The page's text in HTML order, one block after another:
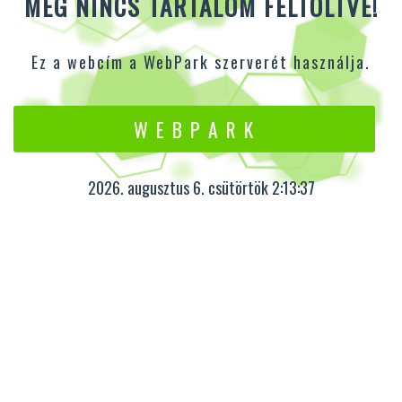
Ez a webcím a WebPark szerverét használja.
W E B P A R K
2026. augusztus 6. csütörtök 2:13:37